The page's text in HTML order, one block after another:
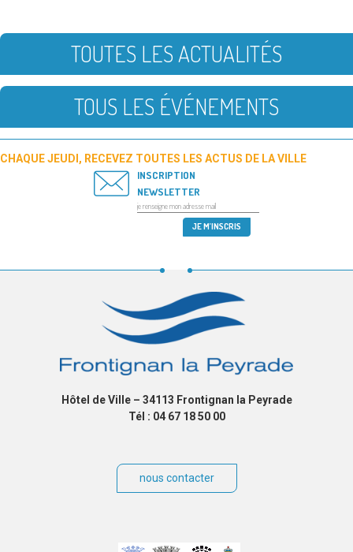
TOUTES LES ACTUALITÉS
TOUS LES ÉVÉNEMENTS
CHAQUE JEUDI, RECEVEZ TOUTES LES ACTUS DE LA VILLE
INSCRIPTION
NEWSLETTER
Hôtel de Ville – 34113 Frontignan la Peyrade
Tél : 04 67 18 50 00
nous contacter